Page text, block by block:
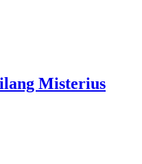
Misterius